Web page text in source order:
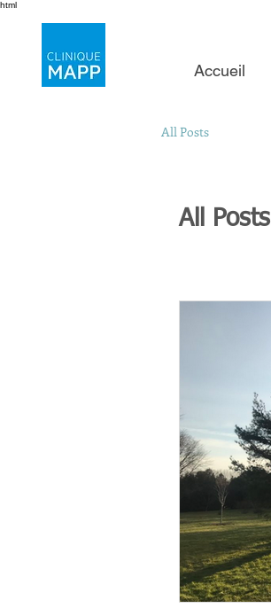
html
Accueil
All Posts
All Posts